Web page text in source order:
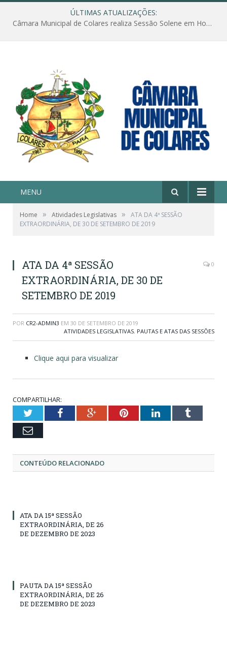
ÚLTIMAS ATUALIZAÇÕES:
Câmara Municipal de Colares realiza Sessão Solene em Homenagem ao Dia das Mães
MENU
Home » Atividades Legislativas »
ATA DA 4ª SESSÃO
EXTRAORDINÁRIA, DE 30 DE SETEMBRO DE 2019
ATA DA 4ª SESSÃO
EXTRAORDINÁRIA, DE 30 DE
SETEMBRO DE 2019
0
POR CR2-ADMIN3 EM 30 DE SETEMBRO DE 2019
ATIVIDADES LEGISLATIVAS, PAUTAS E ATAS DAS SESSÕES
Clique aqui para visualizar
COMPARTILHAR:
TwitterFacebookGoogle+PinterestLinkedInTumblr
Email
CONTEÚDO RELACIONADO
ATA DA 15ª SESSÃO
EXTRAORDINÁRIA, DE 26
DE DEZEMBRO DE 2023
PAUTA DA 15ª SESSÃO
EXTRAORDINÁRIA, DE 26
DE DEZEMBRO DE 2023